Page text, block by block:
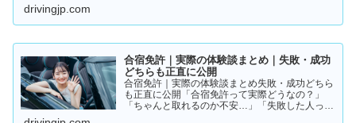
と、人によって最適…
drivingjp.com
合宿免許｜実際の体験談まとめ｜失敗・成功
どちらも正直に公開
合宿免許｜実際の体験談まとめ失敗・成功どちら
も正直に公開「合宿免許って実際どうなの？」
「ちゃんと取れるのか不安…」「失敗した人って